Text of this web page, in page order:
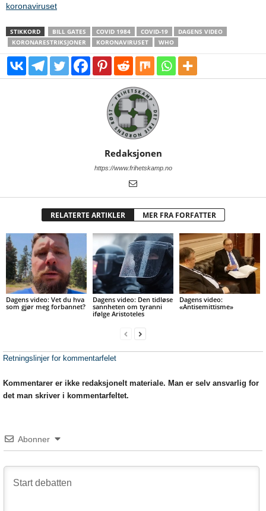
koronaviruset
STIKKORD BILL GATES COVID 1984 COVID-19
DAGENS VIDEO
KORONARESTRIKSJONER
KORONAVIRUSET WHO
Redaksjonen
https://www.frihetskamp.no
RELATERTE ARTIKLER MER FRA FORFATTER
Dagens video: Vet du hva
som gjør meg forbannet?
Dagens video: Den tidløse
sannheten om tyranni
ifølge Aristoteles
Dagens video:
«Antisemittisme»
Retningslinjer for kommentarfelet
Kommentarer er ikke redaksjonelt materiale. Man er selv ansvarlig for
det man skriver i kommentarfeltet.
Abonner